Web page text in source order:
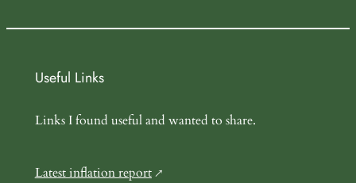
Useful Links
Links I found useful and wanted to share.
Latest inflation report